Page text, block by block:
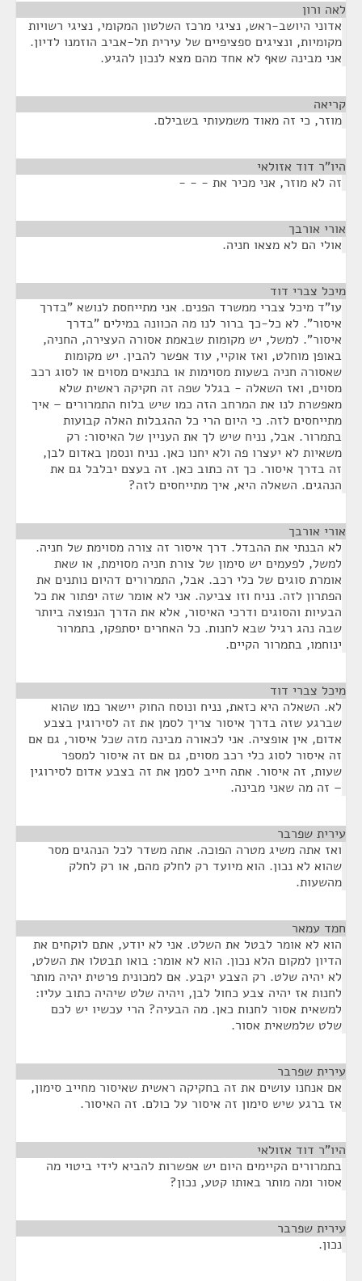
לאה ורון
אדוני היושב-ראש, נציגי מרכז השלטון המקומי, נציגי רשויות
מקומיות, ונציגים ספציפיים של עירית תל-אביב הוזמנו לדיון.
אני מבינה שאף לא אחד מהם מצא לנכון להגיע.
קריאה
מוזר, כי זה מאוד משמעותי בשבילם.
היו"ר דוד אזולאי
זה לא מוזר, אני מכיר את - - -
אורי אורבך
אולי הם לא מצאו חניה.
מיכל צברי דוד
עו"ד מיכל צברי ממשרד הפנים. אני מתייחסת לנושא "בדרך
איסור". לא כל-כך ברור לנו מה הכוונה במילים "בדרך
איסור". למשל, יש מקומות שבאמת אסורה העצירה, החניה,
באופן מוחלט, ואז אוקיי, עוד אפשר להבין. יש מקומות
שאסורה חניה בשעות מסוימות או בתנאים מסוים או לסוג רכב
מסוים, ואז השאלה - בגלל שפה זה חקיקה ראשית שלא
מאפשרת לנו את המרחב הזה כמו שיש בלוח התמרורים – איך
מתייחסים לזה. כי היום הרי כל ההגבלות האלה קבועות
בתמרור. אבל, נניח שיש לך את העניין של האיסור: רק
משאיות לא יעצרו פה ולא יחנו כאן. נניח ונסמן באדום לבן,
זה בדרך איסור. כך זה כתוב כאן. זה בעצם יבלבל גם את
הנהגים. השאלה היא, איך מתייחסים לזה?
אורי אורבך
לא הבנתי את ההבדל. דרך איסור זה צורה מסוימת של חניה.
למשל, לפעמים יש סימון של צורת חניה מסוימת, או שאת
אומרת סוגים של כלי רכב. אבל, התמרורים דהיום נותנים את
הפתרון לזה. נניח וזו צביעה. אני לא אומר שזה יפתור את כל
הבעיות והסוגים ודרכי האיסור, אלא את הדרך הנפוצה ביותר
שבה נהג רגיל שבא לחנות. כל האחרים יסתפקו, בתמרור
ינוחמו, בתמרור הקיים.
מיכל צברי דוד
לא. השאלה היא כזאת, נניח ונוסח החוק יישאר כמו שהוא
שברגע שזה בדרך איסור צריך לסמן את זה לסירוגין בצבע
אדום, אין אופציה. אני לכאורה מבינה מזה שכל איסור, גם אם
זה איסור לסוג כלי רכב מסוים, גם אם זה איסור למספר
שעות, זה איסור. אתה חייב לסמן את זה בצבע אדום לסירוגין
– זה מה שאני מבינה.
עירית שפרבר
ואז אתה משיג מטרה הפוכה. אתה משדר לכל הנהגים מסר
שהוא לא נכון. הוא מיועד רק לחלק מהם, או רק לחלק
מהשעות.
חמד עמאר
הוא לא אומר לבטל את השלט. אני לא יודע, אתם לוקחים את
הדיון למקום הלא נכון. הוא לא אומר: בואו תבטלו את השלט,
לא יהיה שלט. רק הצבע יקבע. אם למכונית פרטית יהיה מותר
לחנות אז יהיה צבע כחול לבן, ויהיה שלט שיהיה כתוב עליו:
למשאית אסור לחנות כאן. מה הבעיה? הרי עכשיו יש לכם
שלט שלמשאית אסור.
עירית שפרבר
אם אנחנו עושים את זה בחקיקה ראשית שאיסור מחייב סימון,
אז ברגע שיש סימון זה איסור על כולם. זה האיסור.
היו"ר דוד אזולאי
בתמרורים הקיימים היום יש אפשרות להביא לידי ביטוי מה
אסור ומה מותר באותו קטע, נכון?
עירית שפרבר
נכון.